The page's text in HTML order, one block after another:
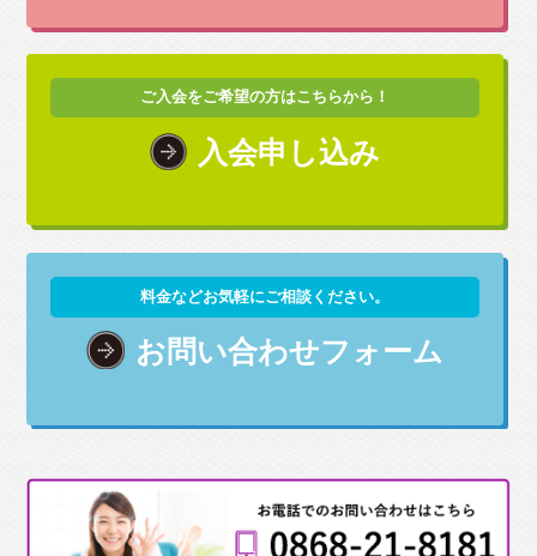
ご入会をご希望の方はこちらから！
入会申し込み
料金などお気軽にご相談ください。
お問い合わせフォーム